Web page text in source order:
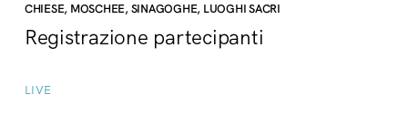
CHIESE, MOSCHEE, SINAGOGHE, LUOGHI SACRI
Registrazione partecipanti
LIVE